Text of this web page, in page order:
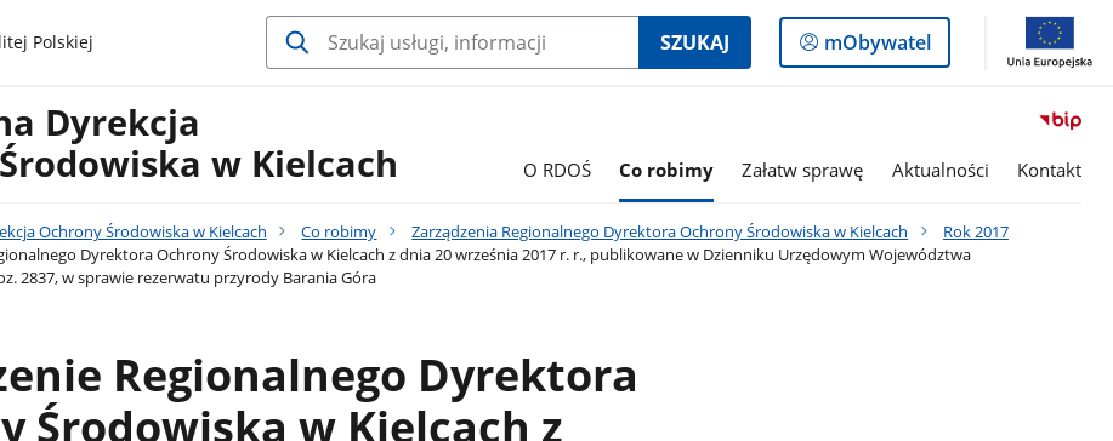
Polskiej SZUKAJ
Logowanie
do
mObywatel
Dyrekcja
w Kielcach
O RDOŚ Co robimy Załatw sprawę Aktualności Kontakt
Ochrony Środowiska w Kielcach Co robimy Zarządzenia Regionalnego Dyrektora Ochrony Środowiska w Kielcach
Rok 2017
Dyrektora Ochrony Środowiska w Kielcach z dnia 20 września 2017 r. r., publikowane w Dzienniku Urzędowym Województwa
2837, w sprawie rezerwatu przyrody Barania Góra
Regionalnego Dyrektora
Środowiska w Kielcach z